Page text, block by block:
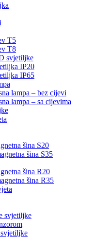
T5
T8
svjetiljke
IP20
IP65
lampa – bez cijevi
lampa – sa cijevima
šina S20
šina S35
šina R20
šina R35
svjetiljke